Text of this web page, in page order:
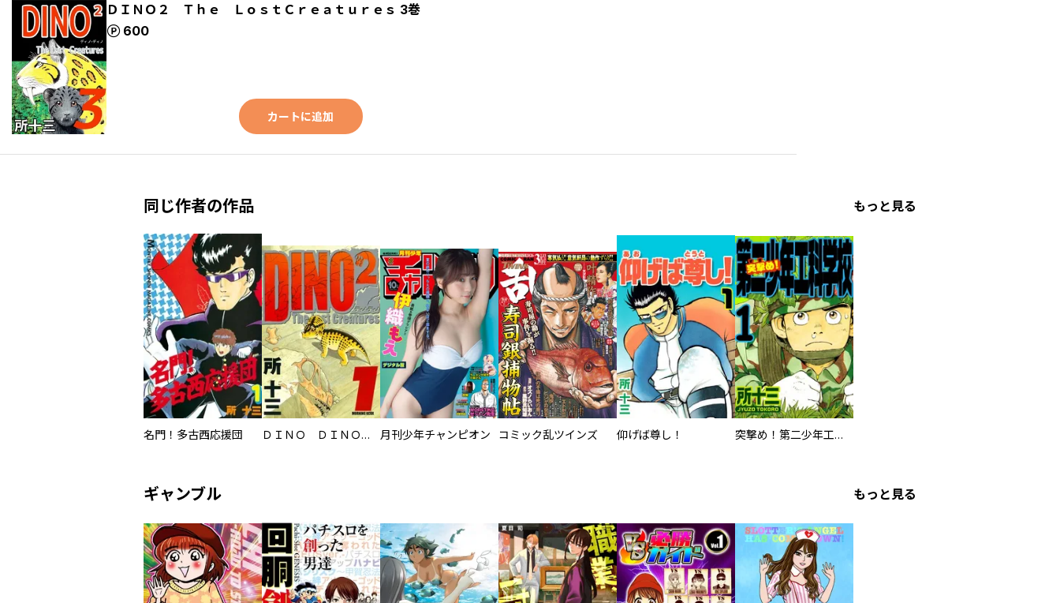
ＤＩＮＯ２ Ｔｈｅ ＬｏｓｔＣｒｅａｔｕｒｅｓ 3巻
600
ポイント
カートに追加
同じ作者の作品 もっと見る
名門！多古西応援団 ＤＩＮＯ ＤＩＮＯ Ｔｈｅ Ｌｏｓｔ Ｃｒｅａｔｕｒｅｓ 月刊少年チャンピオン コミック乱ツインズ 仰げば尊し！ 突撃め！第二少年工科学校
ギャンブル もっと見る